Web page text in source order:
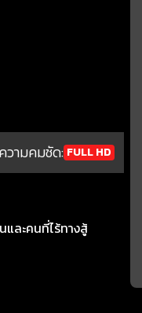
ความคมชัด: FULL HD
ละคนที่ไร้ทางสู้